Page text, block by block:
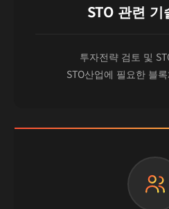
STO 관련
투자전략 검토 및
STO산업에 필요한 블